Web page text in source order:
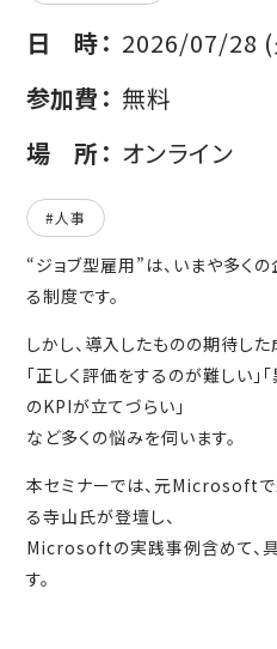
日時 2026/07/28
参加費
無料
場所 オンライン
#人事
“ジョブ型雇用”は、いまや多く
る制度です。
しかし、導入したものの期待した
「正しく評価をするのが難しい」
のKPIが立てづらい」
など多くの悩みを伺います。
本セミナーでは、元Microsoft
る寺山氏が登壇し、
Microsoftの実践事例含めて、
す。